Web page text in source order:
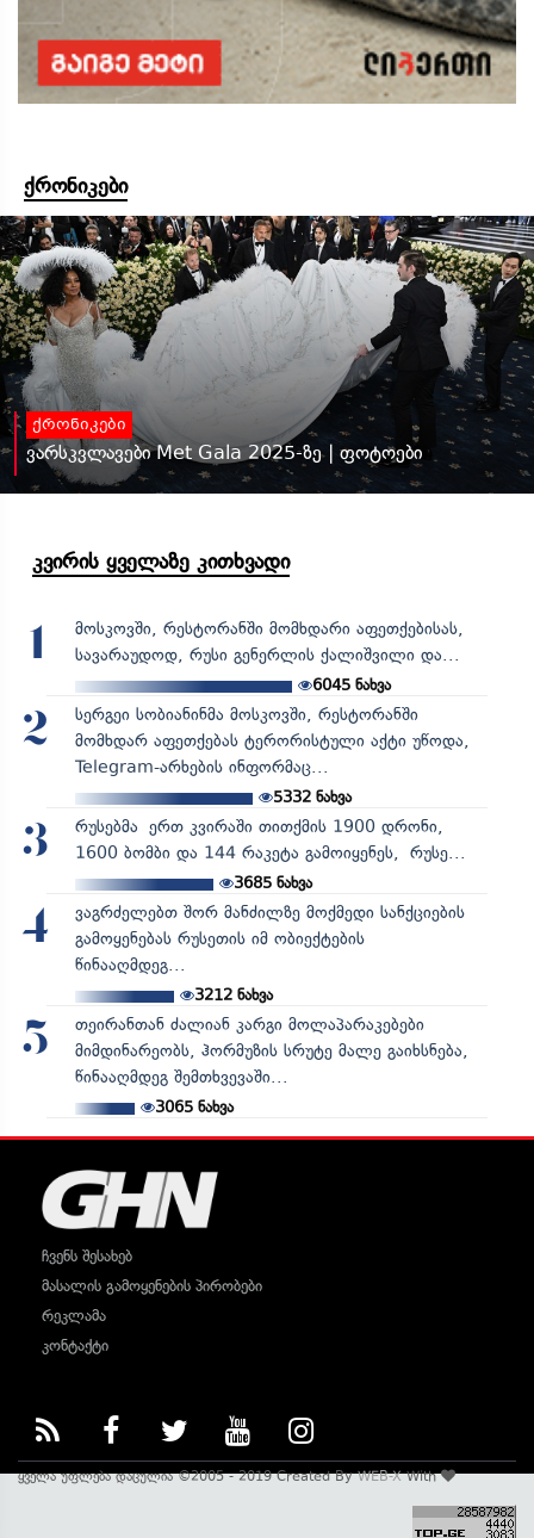
ქრონიკები
ქრონიკები
ვარსკვლავები Met Gala 2025-ზე | ფოტოები
კვირის ყველაზე კითხვადი
1
მოსკოვში, რესტორანში მომხდარი აფეთქებისას,
სავარაუდოდ, რუსი გენერლის ქალიშვილი და...
6045 ნახვა
2
სერგეი სობიანინმა მოსკოვში, რესტორანში
მომხდარ აფეთქებას ტერორისტული აქტი უწოდა,
Telegram-არხების ინფორმაც...
5332ნახვა
3
რუსებმა ერთ კვირაში თითქმის 1900 დრონი,
1600 ბომბი და 144 რაკეტა გამოიყენეს, რუსე...
3685ნახვა
4
ვაგრძელებთ შორ მანძილზე მოქმედი სანქციების
გამოყენებას რუსეთის იმ ობიექტების
წინააღმდეგ...
3212ნახვა
5
თეირანთან ძალიან კარგი მოლაპარაკებები
მიმდინარეობს, ჰორმუზის სრუტე მალე გაიხსნება,
წინააღმდეგ შემთხვევაში...
3065ნახვა
ჩვენს შესახებ
მასალის გამოყენების პირობები
რეკლამა
კონტაქტი
ყველა უფლება დაცულია ©2005 - 2019 Created ByWEB-XWith